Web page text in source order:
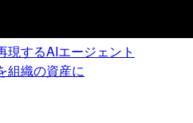
現するAIエージェント
組織の資産に